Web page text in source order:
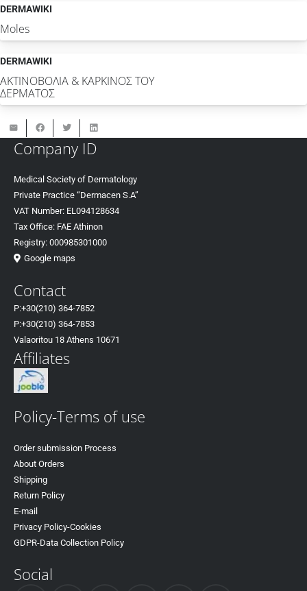
DERMAWIKI
Moles
DERMAWIKI
ΑΚΤΙΝΟΒΟΛΙΑ & ΚΑΡΚΙΝΟΣ ΤΟΥ
ΔΕΡΜΑΤΟΣ
Company ID
Medical Society of Dermatology
Private Practice “Dermacen S.A”
VAT Number: EL094128634
Tax Office: FAE Athinon
Registry: 000985301000
Google maps
Contact
P:+30(210) 364-7852
P:+30(210) 364-7853
Valaoritou 18 Athens 10671
Affiliates
Policy-Terms of use
Order submission Process
About Orders
Shipping
Return Policy
E-mail
Privacy Policy-Cookies
GDPR-Data Collection Policy
Social